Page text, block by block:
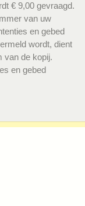
€ 9,00 gevraagd.
van uw
en gebed
wordt, dient
van de kopij.
en gebed